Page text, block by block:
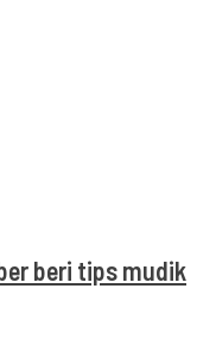
beri tips mudik